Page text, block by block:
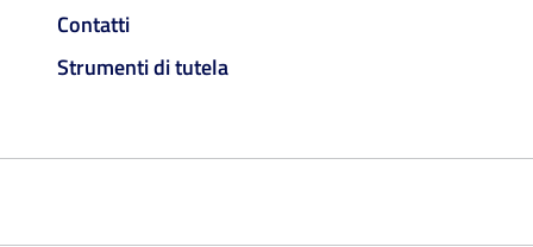
Contatti
Strumenti di tutela